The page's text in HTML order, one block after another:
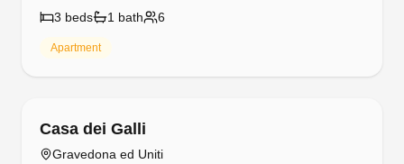
3 beds 1 bath 6
Apartment
Casa dei Galli
Gravedona ed Uniti